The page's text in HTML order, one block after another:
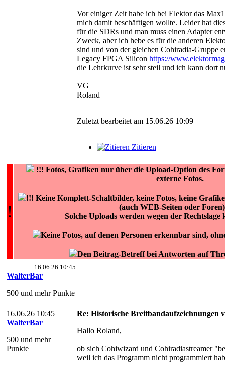
Vor einiger Zeit habe ich bei Elektor das
mich damit beschäftigen wollte. Leider hat
für die SDRs und man muss einen Adapter
Zweck, aber ich hebe es für die anderen
sind und von der gleichen Cohiradia-Gruppe
Legacy FPGA Silicon https://
die Lehrkurve ist sehr steil und ich kann dort
VG
Roland
Zuletzt bearbeitet am 15.06.26 10:09
Zitieren
!
!!! Fotos, Grafiken nur über die Upload-Option des
externe Fotos.
!!! Keine Komplett-Schaltbilder, keine Fotos, keine
(auch WEB-Seiten oder
Solche Uploads werden wegen der Rechtslage
Keine Fotos, auf denen Personen erkennbar sind,
Den Beitrag-Betreff bei Antworten auf
16.06.26 10:45
WalterBar
500 und mehr Punkte
16.06.26 10:45
WalterBar
500 und mehr
Punkte
Re: Historische
Hallo Roland,
ob sich Cohiwizard und Cohiradiastreamer
weil ich das Programm nicht programmiert